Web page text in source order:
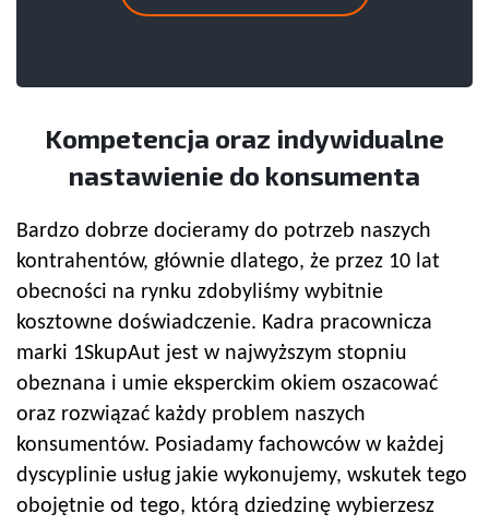
Kompetencja oraz indywidualne
nastawienie do konsumenta
Bardzo dobrze docieramy do potrzeb naszych
kontrahentów, głównie dlatego, że przez 10 lat
obecności na rynku zdobyliśmy wybitnie
kosztowne doświadczenie. Kadra pracownicza
marki 1SkupAut jest w najwyższym stopniu
obeznana i umie eksperckim okiem oszacować
oraz rozwiązać każdy problem naszych
konsumentów. Posiadamy fachowców w każdej
dyscyplinie usług jakie wykonujemy, wskutek tego
obojętnie od tego, którą dziedzinę wybierzesz